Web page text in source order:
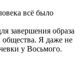
всё было
завершения образа
общества. Я даже не
у Восьмого.